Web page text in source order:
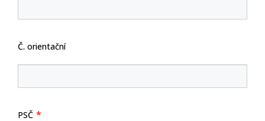
Č. orientační
PSČ